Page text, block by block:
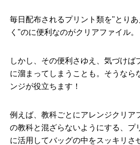
毎日配布されるプリント類を"とり
く"のに便利なのがクリアファイル。
しかし、その便利さゆえ、気づけば
に溜まってしまうことも。そうなら
ンジが役立ちます！
例えば、教科ごとにアレンジクリア
の教科と混ざらないようにする、プ
に活用してバッグの中をスッキリさ